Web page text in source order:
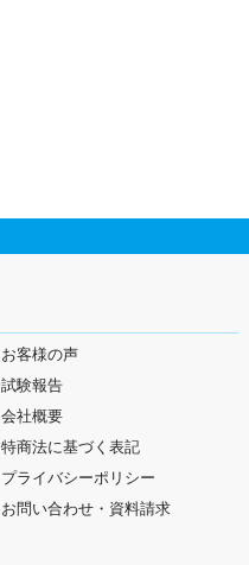
お客様の声
試験報告
会社概要
特商法に基づく表記
プライバシーポリシー
お問い合わせ・資料請求